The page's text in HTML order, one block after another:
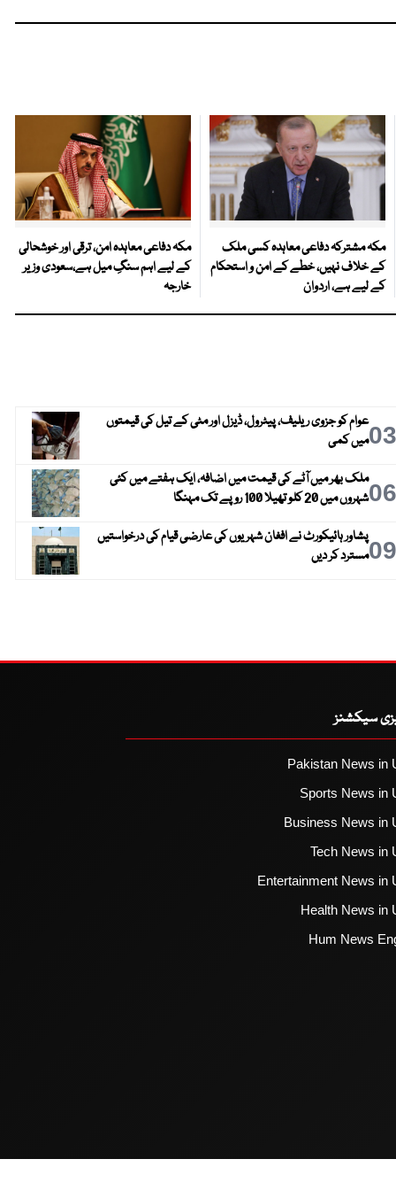
مکہ مشترکہ دفاعی معاہدہ کسی ملک
کے خلاف نہیں، خطے کے امن و استحکام
کے لیے ہے، اردوان
مکہ دفاعی معاہدہ امن، ترقی اور خوشحالی
کے لیے اہم سنگِ میل ہے،سعودی وزیر
خارجہ
03عوام کو جزوی ریلیف، پیٹرول، ڈیزل اور مٹی کے تیل کی قیمتوں
میں کمی
06ملک بھر میں آٹے کی قیمت میں اضافہ، ایک ہفتے میں کئی
شہروں میں 20 کلو تھیلا 100 روپے تک مہنگا
09پشاور ہائیکورٹ نے افغان شہریوں کی عارضی قیام کی درخواستیں
مسترد کر دیں
سیکشنز
Pakistan News in
Sports News in
Business News in
Tech News in
Entertainment News in
Health News in
Hum News